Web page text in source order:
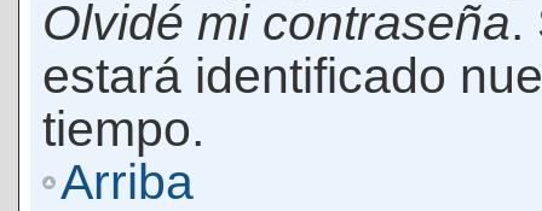
Olvidé mi contraseña.
estará identificado
tiempo.
Arriba